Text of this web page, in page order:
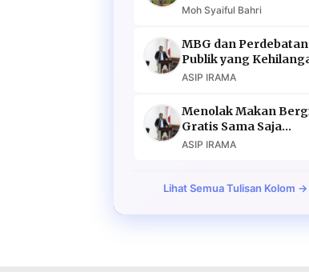
Moh Syaiful Bahri
MBG dan Perdebatan
Publik yang
Argumen
ASIP IRAMA
Menolak Makan
Gratis Sama Saja
Menolak Masa Depan
ASIP IRAMA
Lihat Semua Tulisan Kolom →